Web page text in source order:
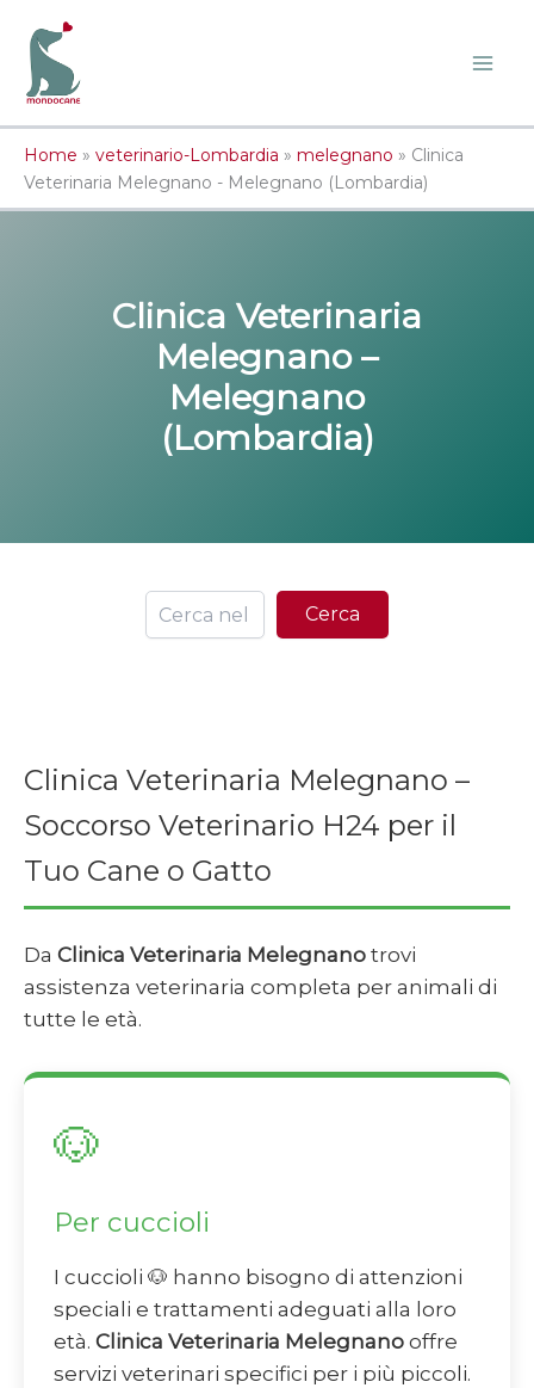
contenuto
Home » veterinario-Lombardia » melegnano » Clinica
Veterinaria Melegnano - Melegnano (Lombardia)
Clinica Veterinaria
Melegnano –
Melegnano
(Lombardia)
Cerca
Clinica Veterinaria Melegnano –
Soccorso Veterinario H24 per il
Tuo Cane o Gatto
Da Clinica Veterinaria Melegnano trovi
assistenza veterinaria completa per animali di
tutte le età.
🐶
Per cuccioli
I cuccioli 🐶 hanno bisogno di attenzioni
speciali e trattamenti adeguati alla loro
età. Clinica Veterinaria Melegnano offre
servizi veterinari specifici per i più piccoli.